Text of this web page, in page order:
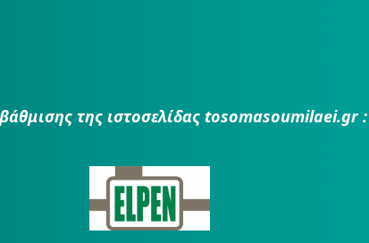
της ιστοσελίδας tosomasoumilaei.gr :